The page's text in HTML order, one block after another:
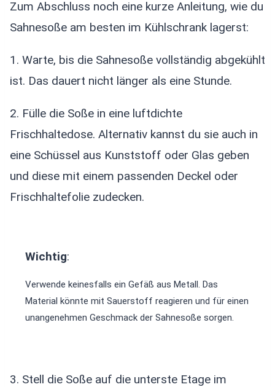
Zum Abschluss noch eine kurze Anleitung, wie du
Sahnesoße am besten im Kühlschrank lagerst:
1. Warte, bis die Sahnesoße vollständig abgekühlt
ist. Das dauert nicht länger als eine Stunde.
2. Fülle die Soße in eine luftdichte
Frischhaltedose. Alternativ kannst du sie auch in
eine Schüssel aus Kunststoff oder Glas geben
und diese mit einem passenden Deckel oder
Frischhaltefolie zudecken.
Wichtig:
Verwende keinesfalls ein Gefäß aus Metall. Das
Material könnte mit Sauerstoff reagieren und für einen
unangenehmen Geschmack der Sahnesoße sorgen.
3. Stell die Soße auf die unterste Etage im